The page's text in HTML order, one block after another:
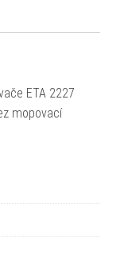
ETA 2227
mopovací